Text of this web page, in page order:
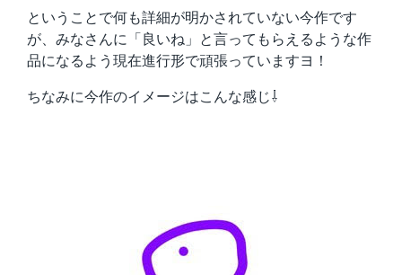
ということで何も詳細が明かされていない今作です
が、みなさんに「良いね」と言ってもらえるような作
品になるよう現在進行形で頑張っていますヨ！
ちなみに今作のイメージはこんな感じ⇩